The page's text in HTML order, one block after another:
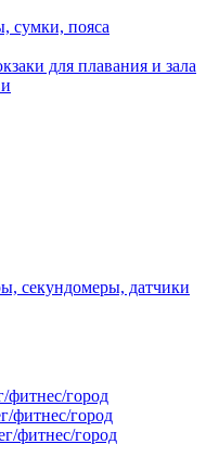
сумки, пояса
для плавания и зала
секундомеры, датчики
фитнес/город
фитнес/город
фитнес/город